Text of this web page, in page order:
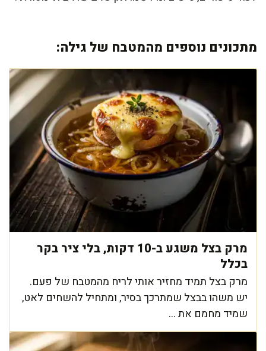
מתכונים נוספים מהמטבח של גילה:
מרק בצל משגע ב-10 דקות, בלי ציר בקר
בכלל
מרק בצל תמיד מחזיר אותי לריח מהמטבח של פעם.
יש משהו בבצל שמתרכך בסיר, ומתחיל להשחים לאט,
שמיד מחמם את ...